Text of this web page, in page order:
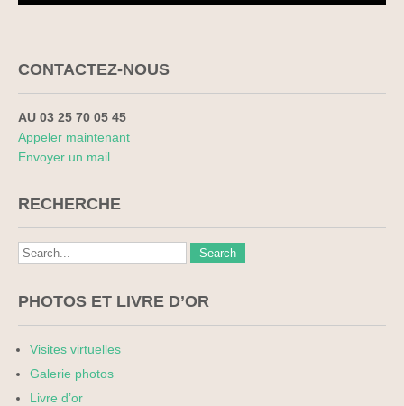
CONTACTEZ-NOUS
AU 03 25 70 05 45
Appeler maintenant
Envoyer un mail
RECHERCHE
PHOTOS ET LIVRE D’OR
Visites virtuelles
Galerie photos
Livre d’or